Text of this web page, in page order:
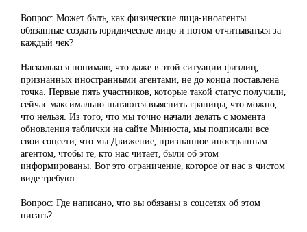
Вопрос: Может быть, как физические лица-иноагенты
обязанные создать юридическое лицо и потом отчитываться за
каждый чек?
Насколько я понимаю, что даже в этой ситуации физлиц,
признанных иностранными агентами, не до конца поставлена
точка. Первые пять участников, которые такой статус получили,
сейчас максимально пытаются выяснить границы, что можно,
что нельзя. Из того, что мы точно начали делать с момента
обновления таблички на сайте Минюста, мы подписали все
свои соцсети, что мы Движение, признанное иностранным
агентом, чтобы те, кто нас читает, были об этом
информированы. Вот это ограничение, которое от нас в чистом
виде требуют.
Вопрос: Где написано, что вы обязаны в соцсетях об этом
писать?